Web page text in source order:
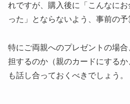
れですが、購入後に「こんなに
った」とならないよう、事前の予
特にご両親へのプレゼントの場
担するのか（親のカードにするか
も話し合っておくべきでしょう。